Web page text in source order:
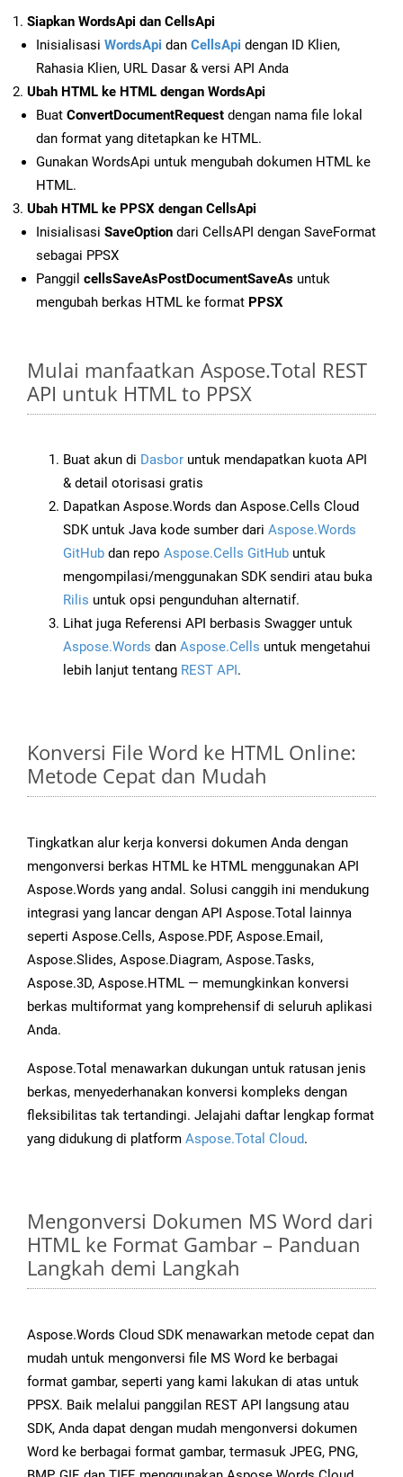
Siapkan WordsApi dan CellsApi
Inisialisasi WordsApi dan CellsApi dengan ID Klien,
Rahasia Klien, URL Dasar & versi API Anda
Ubah HTML ke HTML dengan WordsApi
Buat ConvertDocumentRequest dengan nama file lokal
dan format yang ditetapkan ke HTML.
Gunakan WordsApi untuk mengubah dokumen HTML ke
HTML.
Ubah HTML ke PPSX dengan CellsApi
Inisialisasi SaveOption dari CellsAPI dengan SaveFormat
sebagai PPSX
Panggil cellsSaveAsPostDocumentSaveAs untuk
mengubah berkas HTML ke format PPSX
Mulai manfaatkan Aspose.Total REST
API untuk HTML to PPSX
Buat akun di Dasbor untuk mendapatkan kuota API
& detail otorisasi gratis
Dapatkan Aspose.Words dan Aspose.Cells Cloud
SDK untuk Java kode sumber dari Aspose.Words
GitHub dan repo Aspose.Cells GitHub untuk
mengompilasi/menggunakan SDK sendiri atau buka
Rilis untuk opsi pengunduhan alternatif.
Lihat juga Referensi API berbasis Swagger untuk
Aspose.Words dan Aspose.Cells untuk mengetahui
lebih lanjut tentang REST API.
Konversi File Word ke HTML Online:
Metode Cepat dan Mudah
Tingkatkan alur kerja konversi dokumen Anda dengan
mengonversi berkas HTML ke HTML menggunakan API
Aspose.Words yang andal. Solusi canggih ini mendukung
integrasi yang lancar dengan API Aspose.Total lainnya
seperti Aspose.Cells, Aspose.PDF, Aspose.Email,
Aspose.Slides, Aspose.Diagram, Aspose.Tasks,
Aspose.3D, Aspose.HTML — memungkinkan konversi
berkas multiformat yang komprehensif di seluruh aplikasi
Anda.
Aspose.Total menawarkan dukungan untuk ratusan jenis
berkas, menyederhanakan konversi kompleks dengan
fleksibilitas tak tertandingi. Jelajahi daftar lengkap format
yang didukung di platform Aspose.Total Cloud.
Mengonversi Dokumen MS Word dari
HTML ke Format Gambar – Panduan
Langkah demi Langkah
Aspose.Words Cloud SDK menawarkan metode cepat dan
mudah untuk mengonversi file MS Word ke berbagai
format gambar, seperti yang kami lakukan di atas untuk
PPSX. Baik melalui panggilan REST API langsung atau
SDK, Anda dapat dengan mudah mengonversi dokumen
Word ke berbagai format gambar, termasuk JPEG, PNG,